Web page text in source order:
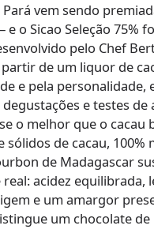
vem sendo
e o Sicao Seleção 75%
pelo Chef
partir de um liquor de
e pela personalidade,
e testes
o melhor que o cacau
sólidos de cacau,
de Madagascar
acidez equilibrada,
e um amargor
um chocolate